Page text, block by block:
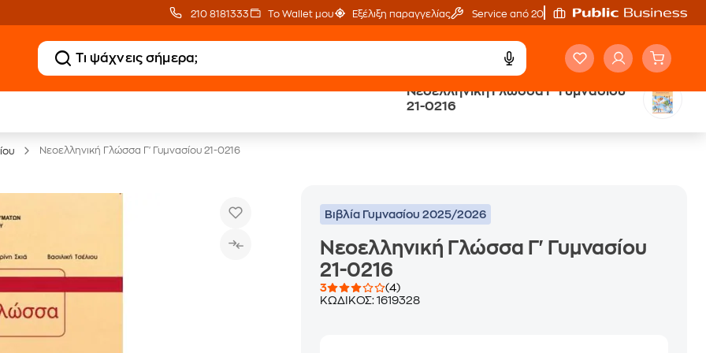
210 8181333 Το Wallet μου Εξέλιξη παραγγελίας Service από 20'
Νεοελληνική Γλώσσα Γ' Γυμνασίου
21-0216
Έλα στον κόσμο
Νεοελληνική Γλώσσα Γ' Γυμνασίου 21-0216
Βιβλία Γυμνασίου 2025/2026
Νεοελληνική Γλώσσα Γ' Γυμνασίου
21-0216
3
(4)
ΚΩΔΙΚΟΣ:1619328